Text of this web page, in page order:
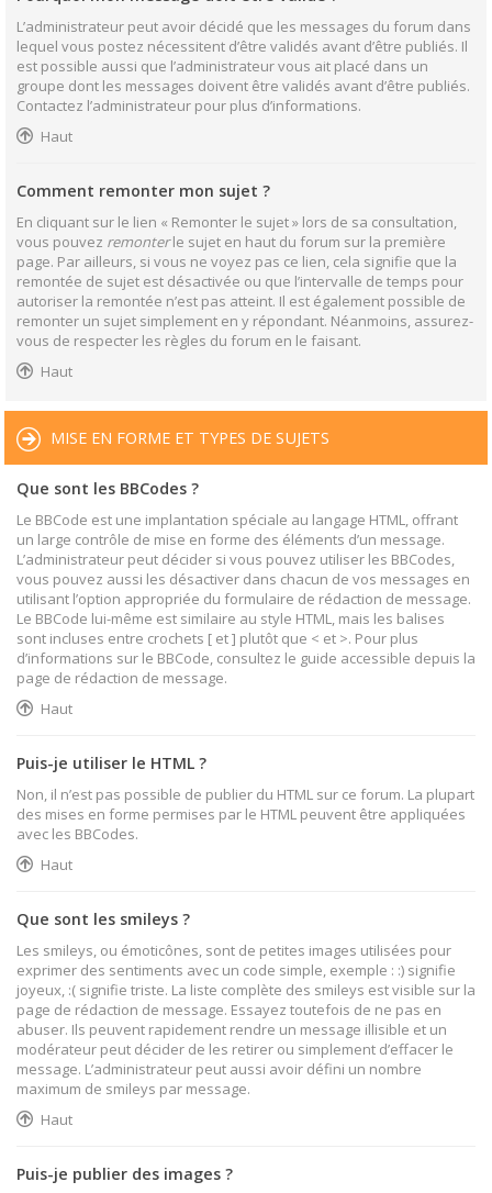
L’administrateur peut avoir décidé que les messages du forum dans
lequel vous postez nécessitent d’être validés avant d’être publiés. Il
est possible aussi que l’administrateur vous ait placé dans un
groupe dont les messages doivent être validés avant d’être publiés.
Contactez l’administrateur pour plus d’informations.
Haut
Comment remonter mon sujet ?
En cliquant sur le lien « Remonter le sujet » lors de sa consultation,
vous pouvez remonterle sujet en haut du forum sur la première
page. Par ailleurs, si vous ne voyez pas ce lien, cela signifie que la
remontée de sujet est désactivée ou que l’intervalle de temps pour
autoriser la remontée n’est pas atteint. Il est également possible de
remonter un sujet simplement en y répondant. Néanmoins, assurez-
vous de respecter les règles du forum en le faisant.
Haut
MISE EN FORME ET TYPES DE SUJETS
Que sont les BBCodes ?
Le BBCode est une implantation spéciale au langage HTML, offrant
un large contrôle de mise en forme des éléments d’un message.
L’administrateur peut décider si vous pouvez utiliser les BBCodes,
vous pouvez aussi les désactiver dans chacun de vos messages en
utilisant l’option appropriée du formulaire de rédaction de message.
Le BBCode lui-même est similaire au style HTML, mais les balises
sont incluses entre crochets [ et ] plutôt que < et >. Pour plus
d’informations sur le BBCode, consultez le guide accessible depuis la
page de rédaction de message.
Haut
Puis-je utiliser le HTML ?
Non, il n’est pas possible de publier du HTML sur ce forum. La plupart
des mises en forme permises par le HTML peuvent être appliquées
avec les BBCodes.
Haut
Que sont les smileys ?
Les smileys, ou émoticônes, sont de petites images utilisées pour
exprimer des sentiments avec un code simple, exemple : :) signifie
joyeux, :( signifie triste. La liste complète des smileys est visible sur la
page de rédaction de message. Essayez toutefois de ne pas en
abuser. Ils peuvent rapidement rendre un message illisible et un
modérateur peut décider de les retirer ou simplement d’effacer le
message. L’administrateur peut aussi avoir défini un nombre
maximum de smileys par message.
Haut
Puis-je publier des images ?